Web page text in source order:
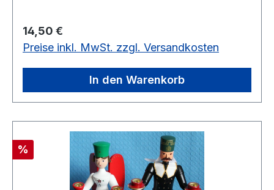
Regulärer Preis:
14,50 €
Preise inkl. MwSt. zzgl. Versandkosten
In den Warenkorb
Rabatt
%